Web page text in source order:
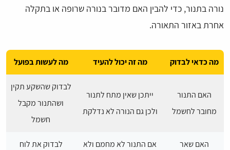
נורה בתנור, כדי להבין האם מדובר בנורה שרופה או בתקלה
אחרת באזור התאורה.
מה כדאי לבדוק מה זה יכול להעיד מה לעשות בפועל
האם התנור
מחובר לחשמל
ייתכן שאין מתח לתנור
ולכן גם הנורה לא נדלקת
לבדוק שהשקע תקין
ושהתנור מקבל
חשמל
האם שאר
אם התנור לא מחמם ולא
לבדוק את לוח